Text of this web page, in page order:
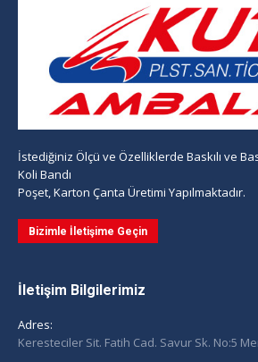
İstediğiniz Ölçü ve Özelliklerde Baskılı ve
Koli Bandı
Poşet, Karton Çanta Üretimi Yapılmaktadır.
Bizimle İletişime Geçin
İletişim Bilgilerimiz
Adres:
Keresteciler Sit. Fatih Cad. Savur Sk. No:5